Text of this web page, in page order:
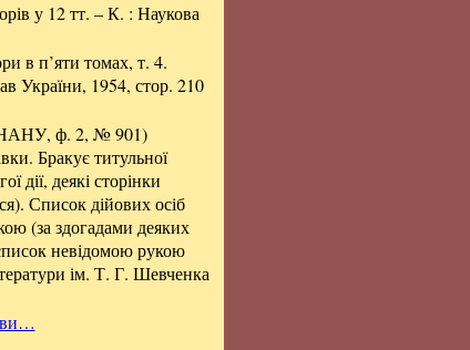
у 12 тт. – К. : Наукова
в п’яти томах, т. 4.
України, 1954, стор. 210
НАНУ, ф. 2, № 901)
Бракує титульної
дії, деякі сторінки
Список дійових осіб
(за здогадами деяких
невідомою рукою
ім. Т. Г. Шевченка